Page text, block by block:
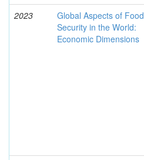
2023
Global Aspects of Food
Security in the World:
Economic Dimensions